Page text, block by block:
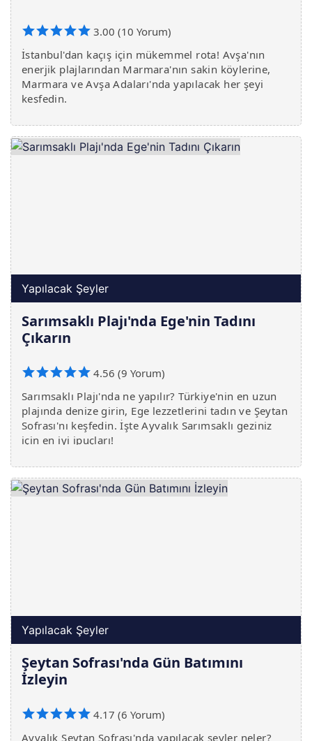
3.00 (10 Yorum)
İstanbul'dan kaçış için mükemmel rota! Avşa'nın
enerjik plajlarından Marmara'nın sakin köylerine,
Marmara ve Avşa Adaları'nda yapılacak her şeyi
keşfedin.
Yapılacak Şeyler
Sarımsaklı Plajı'nda Ege'nin Tadını
Çıkarın
4.56 (9 Yorum)
Sarımsaklı Plajı'nda ne yapılır? Türkiye'nin en uzun
plajında denize girin, Ege lezzetlerini tadın ve Şeytan
Sofrası'nı keşfedin. İşte Ayvalık Sarımsaklı geziniz
için en iyi ipuçları!
Yapılacak Şeyler
Şeytan Sofrası'nda Gün Batımını
İzleyin
4.17 (6 Yorum)
Ayvalık Şeytan Sofrası'nda yapılacak şeyler neler?